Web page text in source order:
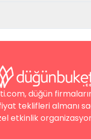
düğün
teklifleri almanı
etkinlik